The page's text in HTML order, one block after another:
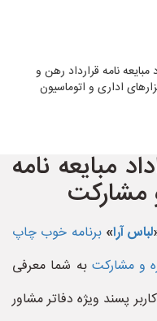
نامه قرارداد رهن و
اداری و اتوماسیون
مبایعه نامه
مشارکت
لباس آرا» برنامه خوب چاپ
و مشارکت به شما معرفی
پسند ویژه دفاتر مشاور